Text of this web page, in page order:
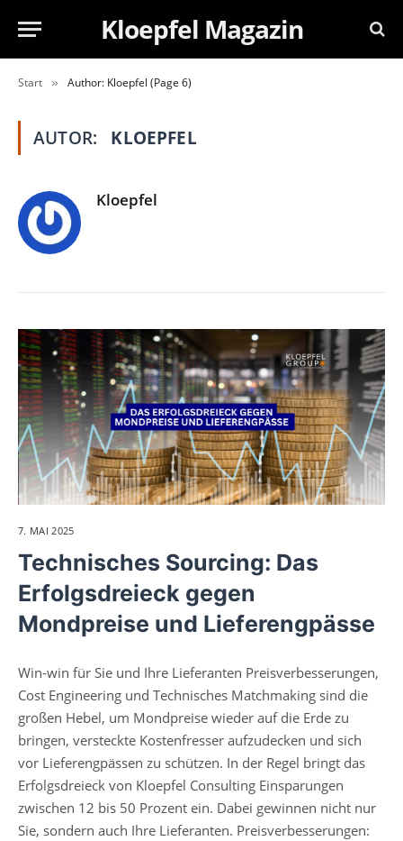
Kloepfel Magazin
Start » Author: Kloepfel (Page 6)
AUTOR: KLOEPFEL
Kloepfel
7. MAI 2025
Technisches Sourcing: Das
Erfolgsdreieck gegen
Mondpreise und Lieferengpässe
Win-win für Sie und Ihre Lieferanten Preisverbesserungen,
Cost Engineering und Technisches Matchmaking sind die
großen Hebel, um Mondpreise wieder auf die Erde zu
bringen, versteckte Kostenfresser aufzudecken und sich
vor Lieferengpässen zu schützen. In der Regel bringt das
Erfolgsdreieck von Kloepfel Consulting Einsparungen
zwischen 12 bis 50 Prozent ein. Dabei gewinnen nicht nur
Sie, sondern auch Ihre Lieferanten. Preisverbesserungen: